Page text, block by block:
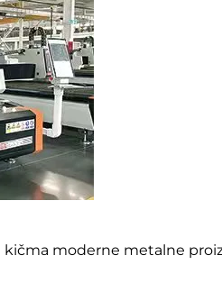
kičma moderne metalne